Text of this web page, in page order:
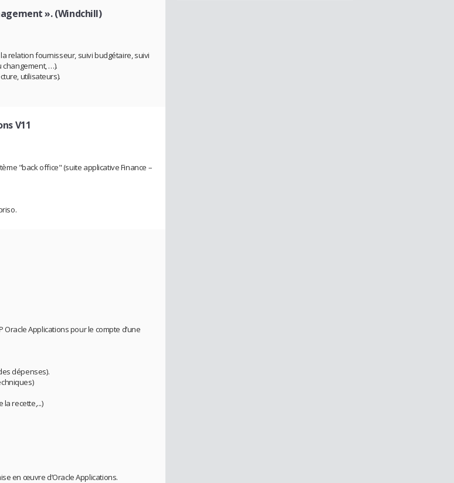
». (Windchill)
relation fournisseur, suivi budgétaire, suivi
changement, …).
utilisateurs).
V11
"back office" (suite applicative Finance –
Applications pour le compte d’une
dépenses).
la recette,...)
en œuvre d’Oracle Applications.